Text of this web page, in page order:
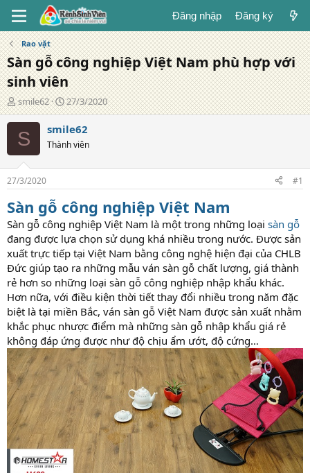
Đăng nhập Đăng ký
Rao vặt
Sàn gỗ công nghiệp Việt Nam phù hợp với
sinh viên
T
á
c
g
ả
smile62
N
g
à
y
đ
g
27/3/2020
S smile62
Thành viên
27/3/2020 #1
Sàn gỗ công nghiệp Việt Nam
Sàn gỗ công nghiệp Việt Nam là một trong những loại sàn gỗ
đang được lựa chọn sử dụng khá nhiều trong nước. Được sản
xuất trực tiếp tại Việt Nam bằng công nghệ hiện đại của CHLB
Đức giúp tạo ra những mẫu ván sàn gỗ chất lượng, giá thành
rẻ hơn so những loại sàn gỗ công nghiệp nhập khẩu khác.
Hơn nữa, với điều kiện thời tiết thay đổi nhiều trong năm đặc
biệt là tại miền Bắc, ván sàn gỗ Việt Nam được sản xuất nhằm
khắc phục nhược điểm mà những sàn gỗ nhập khẩu giá rẻ
không đáp ứng được như độ chịu ẩm ướt, độ cứng…